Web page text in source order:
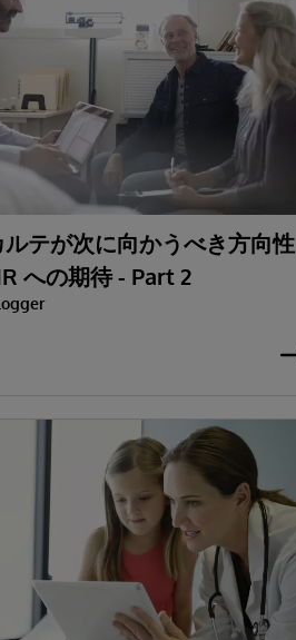
ルテが次に向かうべき方向性
への期待 - Part 2